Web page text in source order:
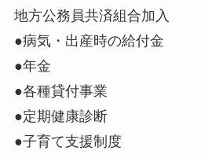
地方公務員共済組合加入
●病気・出産時の給付金
●年金
●各種貸付事業
●定期健康診断
●子育て支援制度